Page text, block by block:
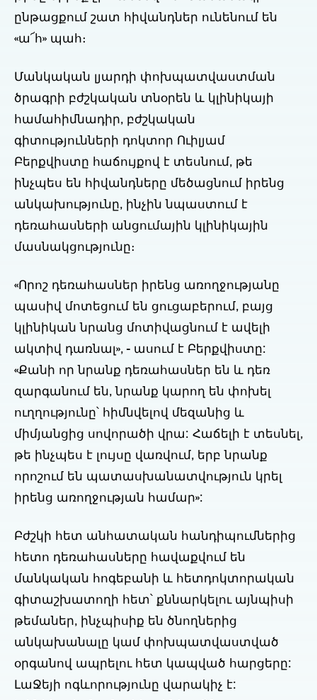
ընթացքում շատ հիվանդներ ունենում են
«ա՜հ» պահ։
Մանկական լյարդի փոխպատվաստման
ծրագրի բժշկական տնօրեն և կլինիկայի
համահիմնադիր, բժշկական
գիտությունների դոկտոր Ուիլյամ
Բերքվիստը հաճույքով է տեսնում, թե
ինչպես են հիվանդները մեծացնում իրենց
անկախությունը, ինչին նպաստում է
դեռահասների անցումային կլինիկային
մասնակցությունը։
«Որոշ դեռահասներ իրենց առողջությանը
պասիվ մոտեցում են ցուցաբերում, բայց
կլինիկան նրանց մոտիվացնում է ավելի
ակտիվ դառնալ», - ասում է Բերքվիստը:
«Քանի որ նրանք դեռահասներ են և դեռ
զարգանում են, նրանք կարող են փոխել
ուղղությունը՝ հիմնվելով մեզանից և
միմյանցից սովորածի վրա: Հաճելի է տեսնել,
թե ինչպես է լույսը վառվում, երբ նրանք
որոշում են պատասխանատվություն կրել
իրենց առողջության համար»:
Բժշկի հետ անհատական հանդիպումներից
հետո դեռահասները հավաքվում են
մանկական հոգեբանի և հետդոկտորական
գիտաշխատողի հետ՝ քննարկելու այնպիսի
թեմաներ, ինչպիսիք են ծնողներից
անկախանալը կամ փոխպատվաստված
օրգանով ապրելու հետ կապված հարցերը:
ԼաՋեյի ոգևորությունը վարակիչ է: